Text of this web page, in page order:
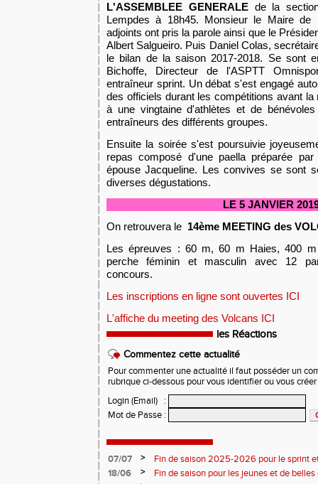
L'ASSEMBLEE GENERALEde la
Lempdes à 18h45. Monsieur le Maire
adjoints ont pris la parole ainsi que le
Albert Salgueiro. Puis Daniel Colas,
le bilan de la saison 2017-2018. Se sont
Bichoffe, Directeur de l'ASPTT
entraîneur sprint. Un débat s'est engagé
des officiels durant les compétitions avant
à une vingtaine d'athlètes et de
entraîneurs des différents groupes.
Ensuite la soirée s'est poursuivie
repas composé d'une paella préparée
épouse Jacqueline. Les convives se sont
diverses dégustations.
LE 5 JANVIER
On retrouvera le 14ème MEETING des
Les épreuves : 60 m, 60 m Haies, 400
perche féminin et masculin avec 12
concours.
Les inscriptions en ligne sont ouvertes ICI
L'affiche du meeting des Volcans ICI
les Réactions
Commentez cette actualité
Pour commenter une actualité il faut posséder un
rubrique ci-dessous pour vous identifier ou vous
Login (Email)
:
Mot de Passe :
07/07 >
Fin de saison 2025-2026 pour le sprint
18/06
>
Fin de saison pour les jeunes et de